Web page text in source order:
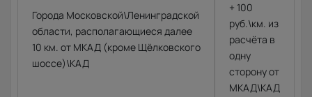
Города Московской\Ленинградской
области, располагающиеся далее
10 км. от МКАД (кроме Щёлковского
шоссе)\КАД
+ 100
руб.\км. из
расчёта в
одну
сторону от
МКАД\КАД